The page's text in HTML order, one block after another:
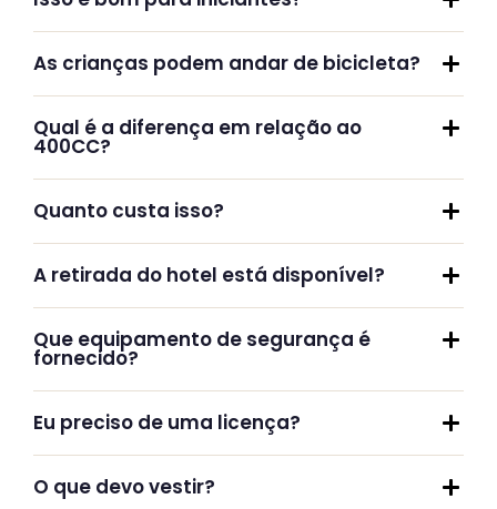
As crianças podem andar de bicicleta?
Qual é a diferença em relação ao
400CC?
Quanto custa isso?
A retirada do hotel está disponível?
Que equipamento de segurança é
fornecido?
Eu preciso de uma licença?
O que devo vestir?